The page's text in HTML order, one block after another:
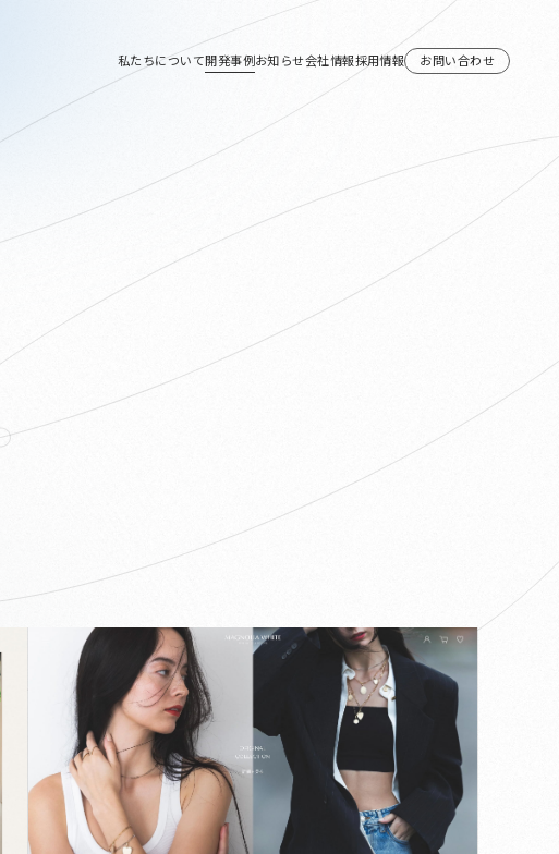
私たちについて開発事例お知らせ会社情報採用情報 お問い合わせ